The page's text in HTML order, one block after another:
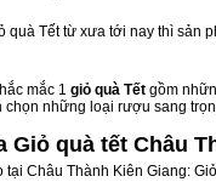
quà Tết từ xưa tới nay thì sản
mắc 1 giỏ quà Tết gồm
chọn những loại rượu sang
Giỏ quà tết Châu
tại Châu Thành Kiên Giang: